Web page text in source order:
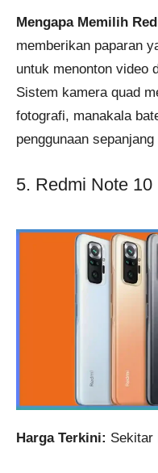
Mengapa Memilih
memberikan paparan
untuk menonton video
Sistem kamera quad
fotografi, manakala
penggunaan sepanjang
5. Redmi Note 10
Harga Terkini: Sekitar